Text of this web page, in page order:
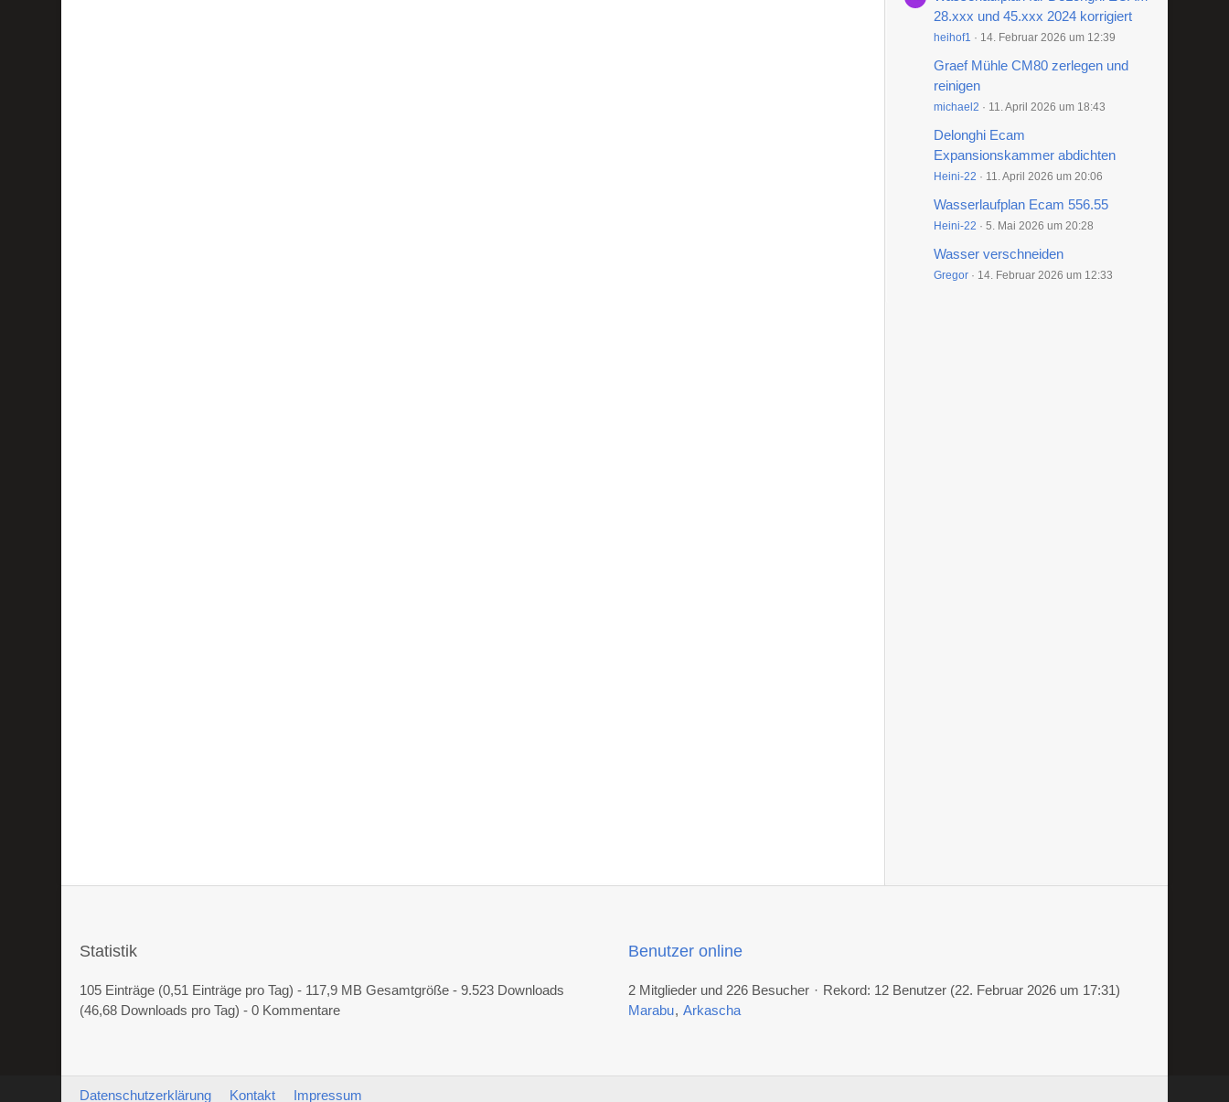
28.xxx und 45.xxx 2024 korrigiert
heihof1 14. Februar 2026 um 12:39
Graef Mühle CM80 zerlegen und
reinigen
michael2 11. April 2026 um 18:43
Delonghi Ecam
Expansionskammer abdichten
Heini-22 11. April 2026 um 20:06
Wasserlaufplan Ecam 556.55
Heini-22 5. Mai 2026 um 20:28
Wasser verschneiden
Gregor 14. Februar 2026 um 12:33
Statistik
105 Einträge (0,51 Einträge pro Tag) - 117,9 MB Gesamtgröße - 9.523 Downloads
(46,68 Downloads pro Tag) - 0 Kommentare
Benutzer online
2 Mitglieder und 226 Besucher Rekord: 12 Benutzer (22. Februar 2026 um 17:31)
Marabu Arkascha
Datenschutzerklärung Kontakt Impressum